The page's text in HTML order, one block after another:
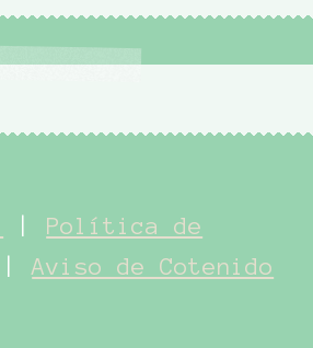
Política de
|Aviso de Cotenido